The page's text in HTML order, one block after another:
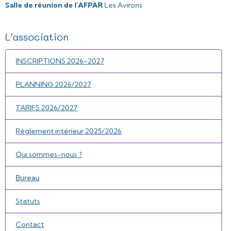
Salle de réunion de l'AFPARLes Avirons
L'association
INSCRIPTIONS 2026-2027
PLANNING 2026/2027
TARIFS 2026/2027
Règlement intérieur 2025/2026
Qui sommes-nous ?
Bureau
Statuts
Contact